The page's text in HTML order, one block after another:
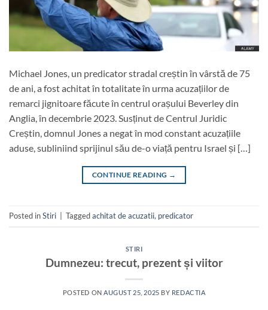
Michael Jones, un predicator stradal creștin în vârstă de 75
de ani, a fost achitat în totalitate în urma acuzațiilor de
remarci jignitoare făcute în centrul orașului Beverley din
Anglia, în decembrie 2023. Susținut de Centrul Juridic
Creștin, domnul Jones a negat în mod constant acuzațiile
aduse, subliniind sprijinul său de-o viață pentru Israel și […]
CONTINUE READING →
Posted inStiri Taggedachitat de acuzatii, predicator
STIRI
Dumnezeu: trecut, prezent și viitor
POSTED ONAUGUST 25, 2025 BY REDACTIA